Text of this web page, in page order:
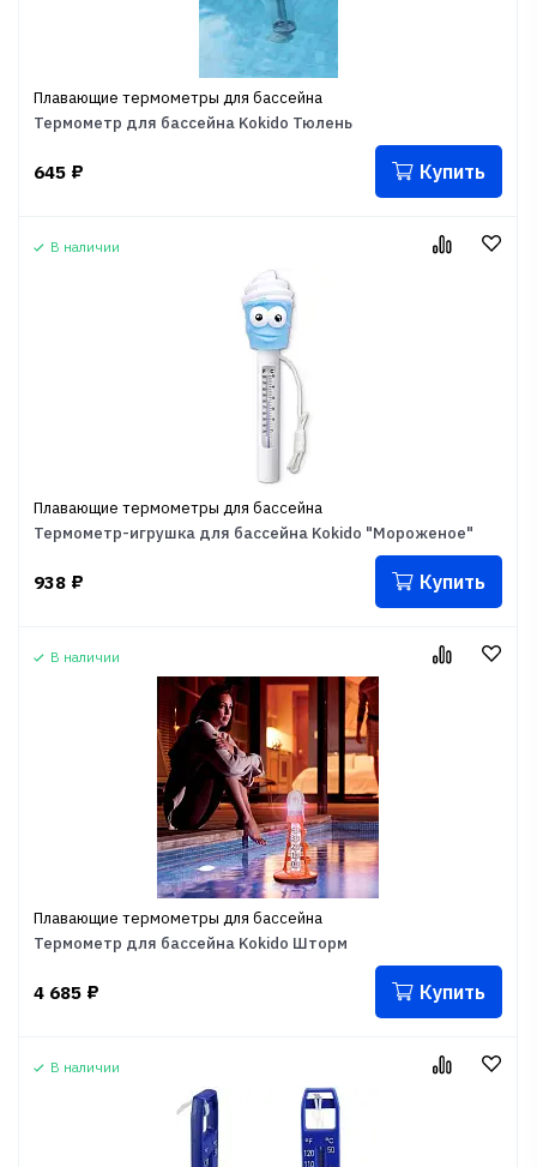
Плавающие термометры для бассейна
Термометр для бассейна Kokido Тюлень
645 ₽ Купить
В наличии
Плавающие термометры для бассейна
Термометр-игрушка для бассейна Kokido "Мороженое"
938 ₽ Купить
В наличии
Плавающие термометры для бассейна
Термометр для бассейна Kokido Шторм
4 685 ₽ Купить
В наличии